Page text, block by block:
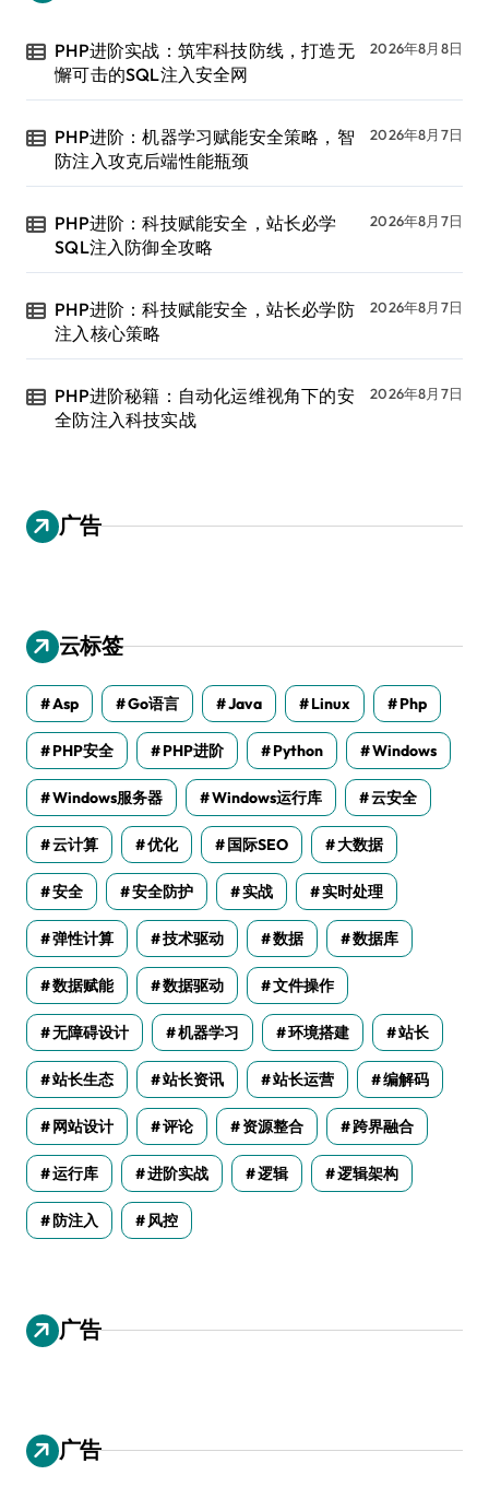
PHP进阶实战：筑牢科技防线，打造无
懈可击的SQL注入安全网
2026年8月8日
PHP进阶：机器学习赋能安全策略，智
防注入攻克后端性能瓶颈
2026年8月7日
PHP进阶：科技赋能安全，站长必学
SQL注入防御全攻略
2026年8月7日
PHP进阶：科技赋能安全，站长必学防
注入核心策略
2026年8月7日
PHP进阶秘籍：自动化运维视角下的安
全防注入科技实战
2026年8月7日
广告
云标签
Asp Go语言 Java Linux Php
PHP安全 PHP进阶 Python Windows
Windows服务器 Windows运行库 云安全
云计算 优化 国际SEO 大数据
安全 安全防护 实战 实时处理
弹性计算 技术驱动 数据 数据库
数据赋能 数据驱动 文件操作
无障碍设计 机器学习 环境搭建 站长
站长生态 站长资讯 站长运营 编解码
网站设计 评论 资源整合 跨界融合
运行库 进阶实战 逻辑 逻辑架构
防注入 风控
广告
广告